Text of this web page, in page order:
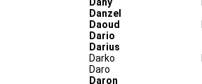
Danzel
Daoud
Dario
Darius
Darko
Daro
Daron